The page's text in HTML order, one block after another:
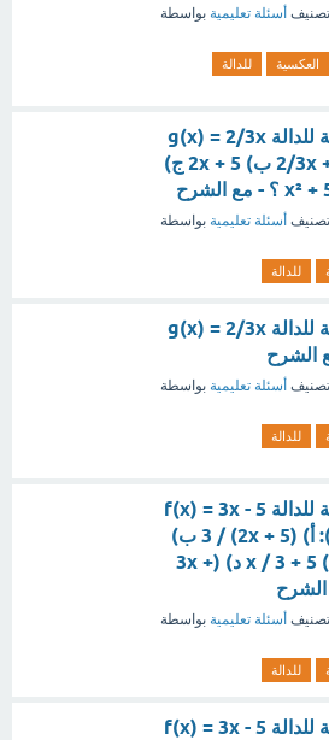
أسئلة تعليمية بواسطة
العكسية للدالة
الدالة العكسية للدالة g(x) = 2/3x
+ 5 هي: أ) 2/3x + 5 ب) 2x + 5 ج)
أسئلة تعليمية بواسطة
للدالة
الدالة العكسية للدالة g(x) = 2/3x
أسئلة تعليمية بواسطة
للدالة
الدالة العكسية للدالة f(x) = 3x - 5
هي g(x) = ( ): أ) (2x + 5) / 3 ب)
(x + 5) / 3 ج) x / 3 + 5 د) (3x +
أسئلة تعليمية بواسطة
للدالة
الدالة العكسية للدالة f(x) = 3x - 5